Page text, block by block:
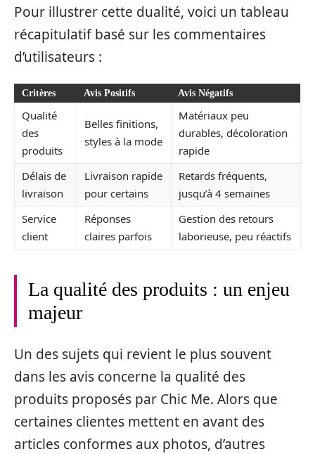
Pour illustrer cette dualité, voici un tableau
récapitulatif basé sur les commentaires
d’utilisateurs :
Critères Avis Positifs Avis Négatifs
Qualité
des
produits
Belles finitions,
styles à la mode
Matériaux peu
durables, décoloration
rapide
Délais de
livraison
Livraison rapide
pour certains
Retards fréquents,
jusqu’à 4 semaines
Service
client
Réponses
claires parfois
Gestion des retours
laborieuse, peu réactifs
La qualité des produits : un enjeu
majeur
Un des sujets qui revient le plus souvent
dans les avis concerne la qualité des
produits proposés par Chic Me. Alors que
certaines clientes mettent en avant des
articles conformes aux photos, d’autres